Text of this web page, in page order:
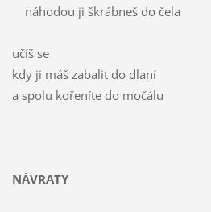
náhodou ji škrábneš do čela
učíš se
kdy ji máš zabalit do dlaní
a spolu kořeníte do močálu
NÁVRATY